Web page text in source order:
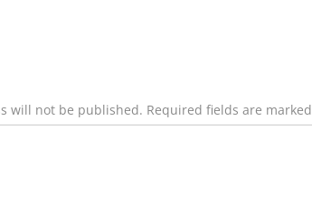
will not be published. Required fields are marked